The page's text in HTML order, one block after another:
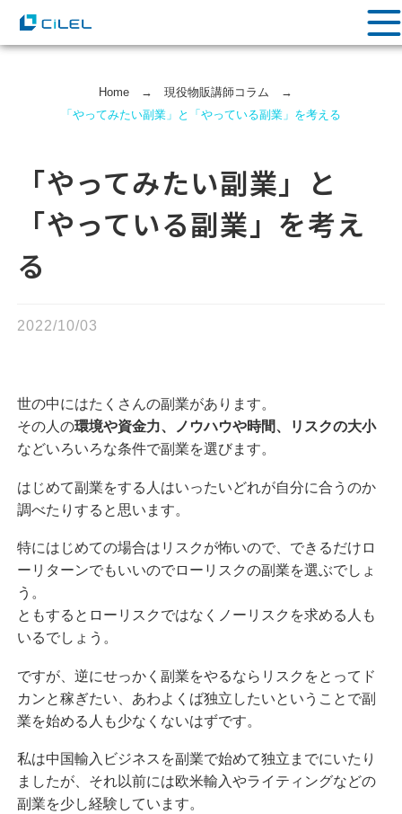
Home→ 現役物販講師コラム →
「やってみたい副業」と「やっている副業」を考える
「やってみたい副業」と
「やっている副業」を考え
る
2022/10/03
世の中にはたくさんの副業があります。
その人の環境や資金力、ノウハウや時間、リスクの大小
などいろいろな条件で副業を選びます。
はじめて副業をする人はいったいどれが自分に合うのか
調べたりすると思います。
特にはじめての場合はリスクが怖いので、できるだけロ
ーリターンでもいいのでローリスクの副業を選ぶでしょ
う。
ともするとローリスクではなくノーリスクを求める人も
いるでしょう。
ですが、逆にせっかく副業をやるならリスクをとってド
カンと稼ぎたい、あわよくば独立したいということで副
業を始める人も少なくないはずです。
私は中国輸入ビジネスを副業で始めて独立までにいたり
ましたが、それ以前には欧米輸入やライティングなどの
副業を少し経験しています。